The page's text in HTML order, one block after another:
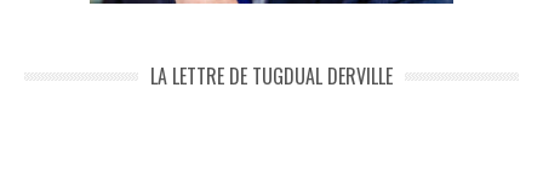
LA LETTRE DE TUGDUAL DERVILLE